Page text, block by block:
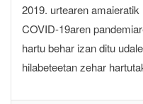
2019. urtearen
COVID-19aren
hartu behar izan ditu
hilabeteetan zehar